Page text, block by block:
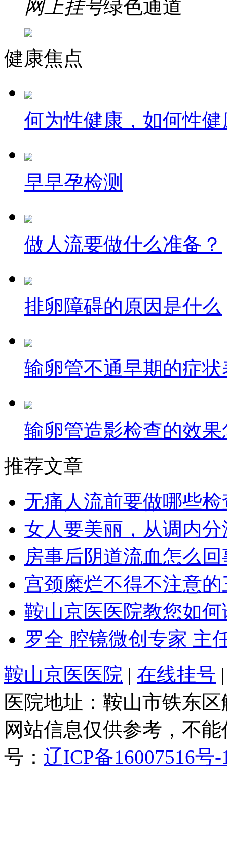
网上挂号绿色通道
健康焦点
何为性健康，如何性健
早早孕检测
做人流要做什么准备？
排卵障碍的原因是什么
输卵管不通早期的症状
输卵管造影检查的效果
推荐文章
无痛人流前要做哪些检
女人要美丽，从调内
房事后阴道流血怎么回
宫颈糜烂不得不注意
鞍山京医医院教您如
罗全 腔镜微创专家 主
鞍山京医医院 | 在线挂号
医院地址：鞍山市铁东
网站信息仅供参考，不
号： 辽ICP备16007516号-